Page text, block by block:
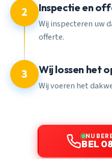
2 Inspectie en
Wij inspecteren uw
offerte.
3 Wij lossen het
Wij voeren het
NU
BEL